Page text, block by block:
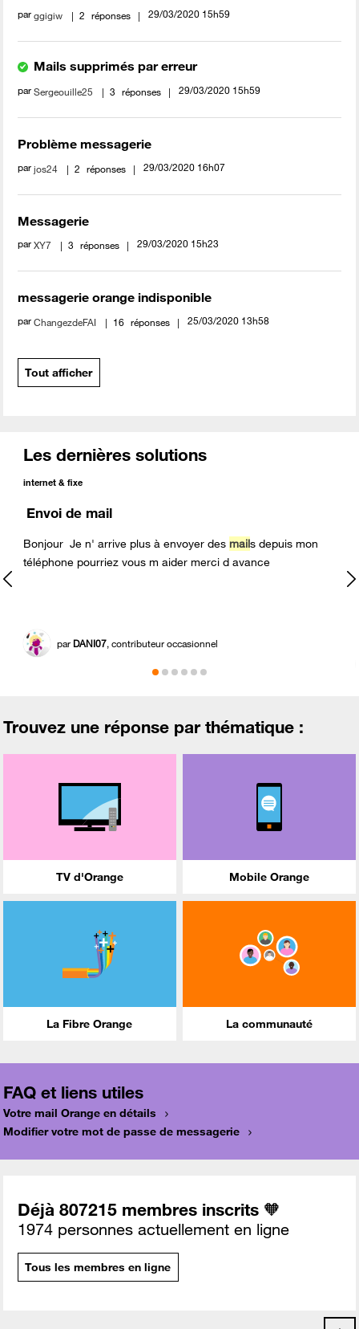
parggigiw 2 réponses ‎29/03/2020 15h59
Mails supprimés par erreur
parSergeouille25 3 réponses ‎29/03/2020 15h59
Problème messagerie
parjos24 2 réponses ‎29/03/2020 16h07
Messagerie
parXY7 3 réponses ‎29/03/2020 15h23
messagerie orange indisponible
parChangezdeFAI 16 réponses ‎25/03/2020 13h58
Tout afficher
Les dernières solutions
internet & fixe
Envoi de mail
Bonjour Je n' arrive plus à envoyer des mails depuis mon
téléphone pourriez vous m aider merci d avance
par DANI07, contributeur occasionnel
Trouvez une réponse par thématique :
TV d'Orange Mobile Orange
La Fibre Orange La communauté
FAQ et liens utiles
Votre mail Orange en détails
Modifier votre mot de passe de messagerie
Déjà 807215 membres inscrits 🧡
1974 personnes actuellement en ligne
Tous les membres en ligne